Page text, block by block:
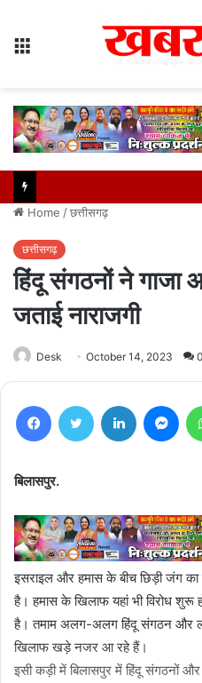
Home /छत्तीसगढ़
छत्तीसगढ़
हिंदू संगठनों ने
जताई नाराजगी
Desk October 14, 2023 0
FacebookTwitter LinkedIn
बिलासपुर.
इसराइल और हमास के बीच छिड़ी जंग का
है। हमास के खिलाफ यहां भी विरोध शुरू
है। तमाम अलग-अलग हिंदू संगठन और
खिलाफ खड़े नजर आ रहे हैं।
इसी कड़ी में बिलासपुर में हिंदू संगठनों